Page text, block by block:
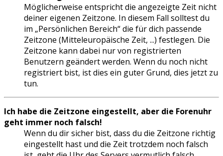
Möglicherweise entspricht die angezeigte Zeit nicht
deiner eigenen Zeitzone. In diesem Fall solltest du
im „Persönlichen Bereich“ die für dich passende
Zeitzone (Mitteleuropäische Zeit, ...) festlegen. Die
Zeitzone kann dabei nur von registrierten
Benutzern geändert werden. Wenn du noch nicht
registriert bist, ist dies ein guter Grund, dies jetzt zu
tun.
Ich habe die Zeitzone eingestellt, aber die Forenuhr
geht immer noch falsch!
Wenn du dir sicher bist, dass du die Zeitzone richtig
eingestellt hast und die Zeit trotzdem noch falsch